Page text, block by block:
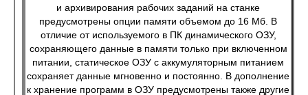
и архивирования рабочих заданий на станке
предусмотрены опции памяти объемом до 16 Мб. В
отличие от используемого в ПК динамического ОЗУ,
сохраняющего данные в памяти только при включенном
питании, статическое ОЗУ с аккумуляторным питанием
сохраняет данные мгновенно и постоянно. В дополнение
к хранение программ в ОЗУ предусмотрены также другие